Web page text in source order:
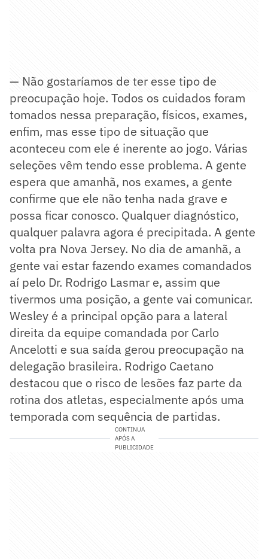
— Não gostaríamos de ter esse tipo de
preocupação hoje. Todos os cuidados foram
tomados nessa preparação, físicos, exames,
enfim, mas esse tipo de situação que
aconteceu com ele é inerente ao jogo. Várias
seleções vêm tendo esse problema. A gente
espera que amanhã, nos exames, a gente
confirme que ele não tenha nada grave e
possa ficar conosco. Qualquer diagnóstico,
qualquer palavra agora é precipitada. A gente
volta pra Nova Jersey. No dia de amanhã, a
gente vai estar fazendo exames comandados
aí pelo Dr. Rodrigo Lasmar e, assim que
tivermos uma posição, a gente vai comunicar.
Wesley é a principal opção para a lateral
direita da equipe comandada por Carlo
Ancelotti e sua saída gerou preocupação na
delegação brasileira. Rodrigo Caetano
destacou que o risco de lesões faz parte da
rotina dos atletas, especialmente após uma
temporada com sequência de partidas.
CONTINUA
APÓS A
PUBLICIDADE